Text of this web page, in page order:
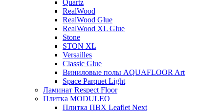
Quartz
RealWood
RealWood Glue
RealWood XL Glue
Stone
STON XL
Versailles
Classic Glue
Виниловые полы AQUAFLOOR Art
Space Parquet Light
Ламинат Respect Floor
Плитка MODULEO
Плитка ПВХ Leaflet Next